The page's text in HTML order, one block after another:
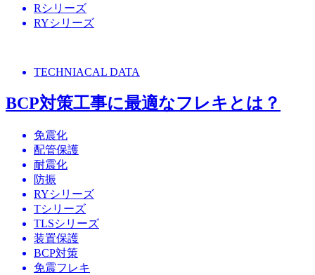
Rシリーズ
RYシリーズ
TECHNIACAL DATA
BCP対策工事に最適なフレキとは？
免震化
配管保護
耐震化
防振
RYシリーズ
Tシリーズ
TLSシリーズ
装置保護
BCP対策
免震フレキ